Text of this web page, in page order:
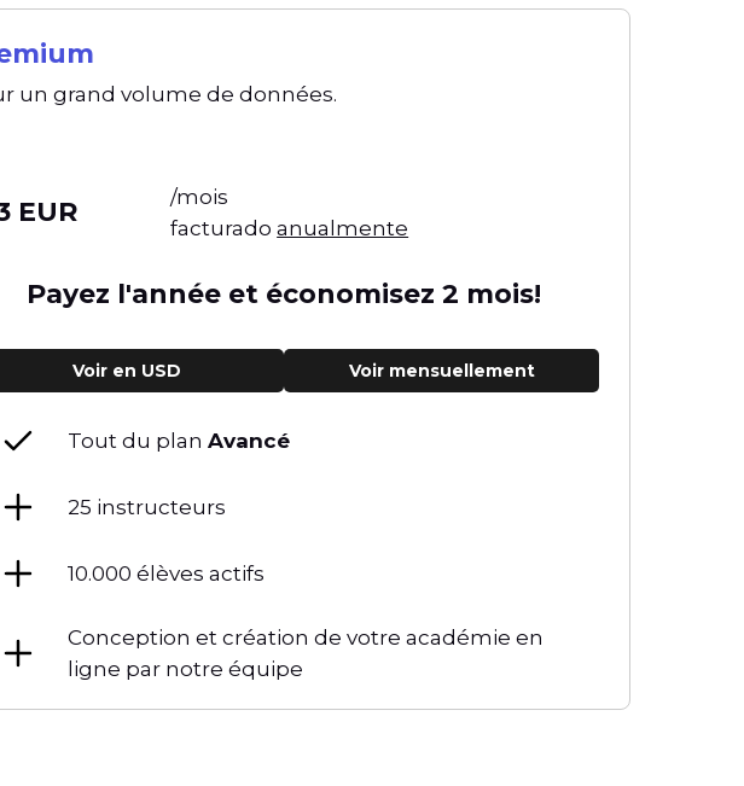
un grand volume de données.
EUR
/mois
facturadoanualmente
Payez l'année et économisez 2 mois!
Voir en USD Voir mensuellement
Tout du plan Avancé
25 instructeurs
10.000 élèves actifs
Conception et création de votre académie en
ligne par notre équipe